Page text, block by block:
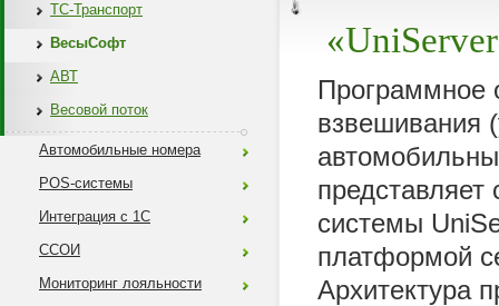
ТС-Транспорт
ВесыСофт
АВТ
Весовой поток
Автомобильные номера
POS-системы
Интеграция с 1С
ССОИ
Мониторинг лояльности
Программное
взвешивания
системы
платформой
Архитектура